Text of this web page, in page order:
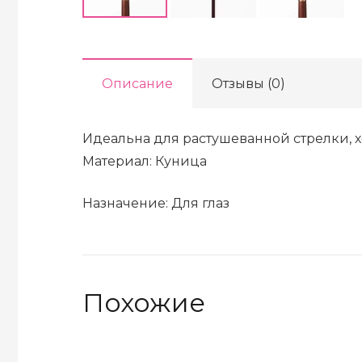
Описание Отзывы (0)
Идеальна для растушеванной стрелки,
Материал: Куница
Назначение: Для глаз
Похожие